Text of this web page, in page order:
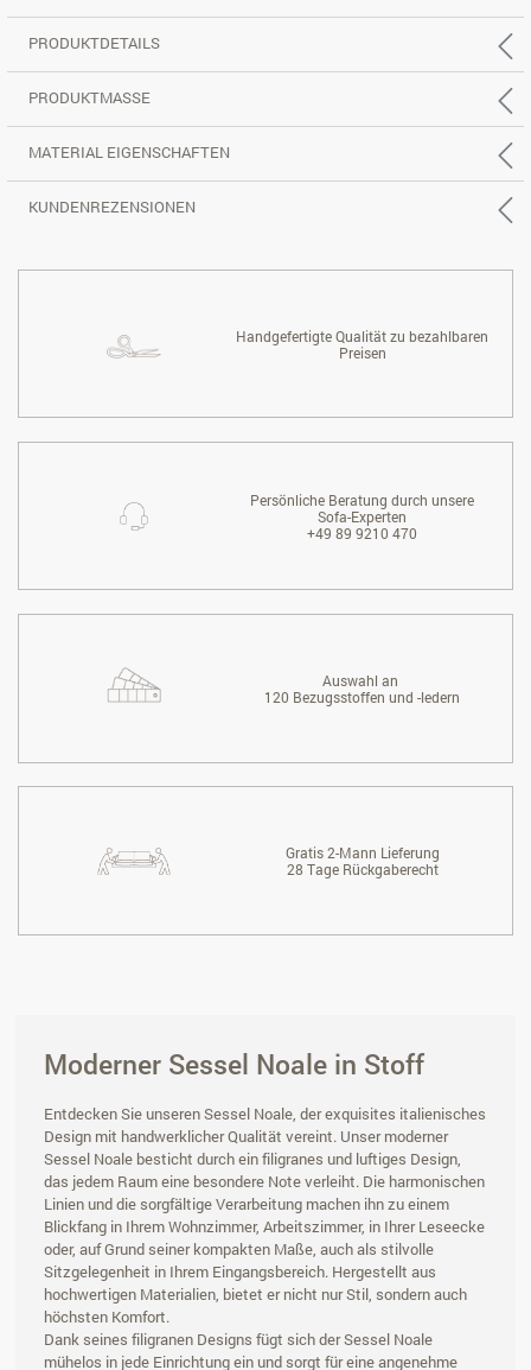
PRODUKTDETAILS
PRODUKTMASSE
MATERIAL EIGENSCHAFTEN
KUNDENREZENSIONEN
Handgefertigte Qualität zu bezahlbaren
Preisen
Persönliche Beratung durch unsere
Sofa-Experten
+49 89 9210 470
Auswahl an
120 Bezugsstoffen und -ledern
Gratis 2-Mann Lieferung
28 Tage Rückgaberecht
Moderner Sessel Noale in Stoff
Entdecken Sie unseren Sessel Noale, der exquisites italienisches
Design mit handwerklicher Qualität vereint. Unser moderner
Sessel Noale besticht durch ein filigranes und luftiges Design,
das jedem Raum eine besondere Note verleiht. Die harmonischen
Linien und die sorgfältige Verarbeitung machen ihn zu einem
Blickfang in Ihrem Wohnzimmer, Arbeitszimmer, in Ihrer Leseecke
oder, auf Grund seiner kompakten Maße, auch als stilvolle
Sitzgelegenheit in Ihrem Eingangsbereich. Hergestellt aus
hochwertigen Materialien, bietet er nicht nur Stil, sondern auch
höchsten Komfort.
Dank seines filigranen Designs fügt sich der Sessel Noale
mühelos in jede Einrichtung ein und sorgt für eine angenehme